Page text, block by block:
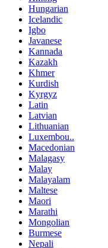
Hungarian
Icelandic
Igbo
Javanese
Kannada
Kazakh
Khmer
Kurdish
Kyrgyz
Latin
Latvian
Lithuanian
Luxembou..
Macedonian
Malagasy
Malay
Malayalam
Maltese
Maori
Marathi
Mongolian
Burmese
Nepali